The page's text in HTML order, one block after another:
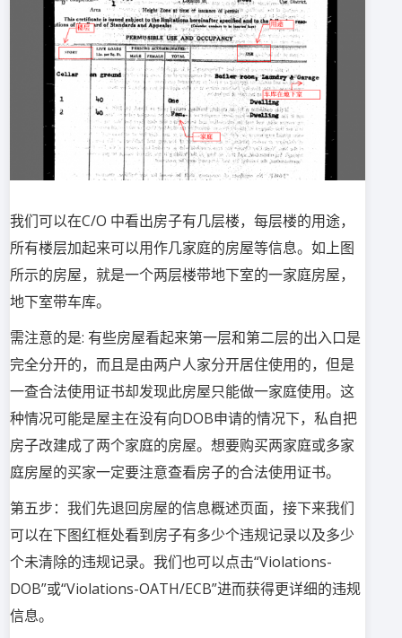
我们可以在C/O 中看出房子有几层楼，每层楼的用途，
所有楼层加起来可以用作几家庭的房屋等信息。如上图
所示的房屋，就是一个两层楼带地下室的一家庭房屋，
地下室带车库。
需注意的是: 有些房屋看起来第一层和第二层的出入口是
完全分开的，而且是由两户人家分开居住使用的，但是
一查合法使用证书却发现此房屋只能做一家庭使用。这
种情况可能是屋主在没有向DOB申请的情况下，私自把
房子改建成了两个家庭的房屋。想要购买两家庭或多家
庭房屋的买家一定要注意查看房子的合法使用证书。
第五步：我们先退回房屋的信息概述页面，接下来我们
可以在下图红框处看到房子有多少个违规记录以及多少
个未清除的违规记录。我们也可以点击“Violations-
DOB”或“Violations-OATH/ECB”进而获得更详细的违规
信息。